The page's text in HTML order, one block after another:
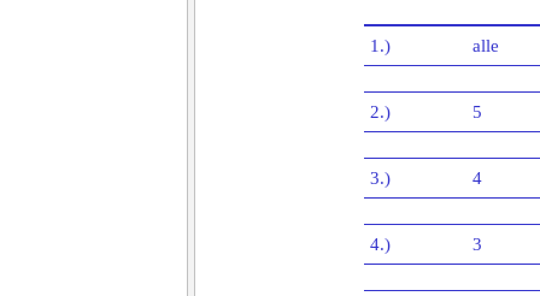
1.) alle
2.) 5
3.) 4
4.) 3